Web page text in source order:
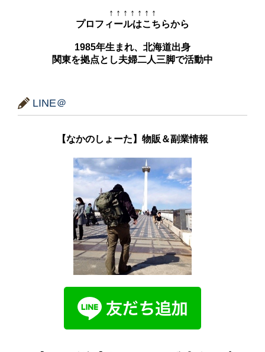
↑ ↑ ↑ ↑ ↑ ↑ ↑
プロフィールはこちらから
1985年生まれ、北海道出身
関東を拠点とし夫婦二人三脚で活動中
LINE＠
【なかのしょーた】物販＆副業情報